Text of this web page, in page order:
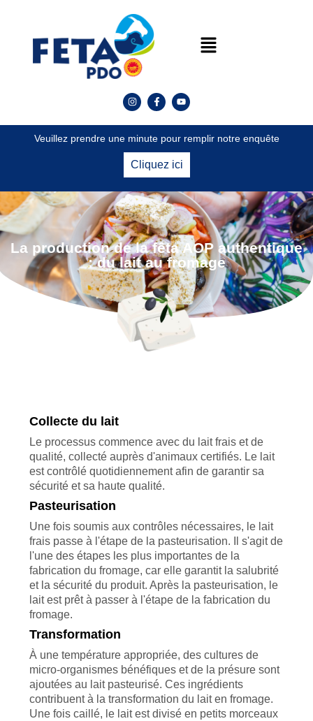
Veuillez prendre une minute pour remplir notre enquête
Cliquez ici
La production de la fêta AOP authentique
: du lait au fromage
Collecte du lait
Le processus commence avec du lait frais et de
qualité, collecté auprès d'animaux certifiés. Le lait
est contrôlé quotidiennement afin de garantir sa
sécurité et sa haute qualité.
Pasteurisation
Une fois soumis aux contrôles nécessaires, le lait
frais passe à l'étape de la pasteurisation. Il s'agit de
l'une des étapes les plus importantes de la
fabrication du fromage, car elle garantit la salubrité
et la sécurité du produit. Après la pasteurisation, le
lait est prêt à passer à l'étape de la fabrication du
fromage.
Transformation
À une température appropriée, des cultures de
micro-organismes bénéfiques et de la présure sont
ajoutées au lait pasteurisé. Ces ingrédients
contribuent à la transformation du lait en fromage.
Une fois caillé, le lait est divisé en petits morceaux